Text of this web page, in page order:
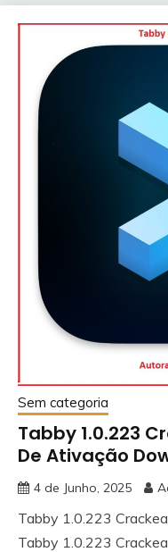
Sem categoria
Tabby 1.0.223
De Ativação
4 de Junho, 2025
Tabby 1.0.223
Tabby 1.0.223